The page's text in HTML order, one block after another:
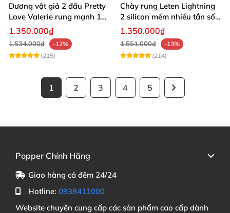
Dương vật giả 2 đầu Pretty
Love Valerie rung mạnh 12
chế độ cao cấp
1.350.000₫
1.534.000₫
-12%
(215)
Chày rung Leten Lightning
2 silicon mềm nhiều tần số
rung phát nhiệt
1.350.000₫
1.551.000₫
-13%
(214)
1 2 3 4 5
Popper Chính Hãng
Giao hàng cả đêm 24/24
Hotline: 0938411000
Website chuyên cung cấp các sản phẩm cao cấp dành